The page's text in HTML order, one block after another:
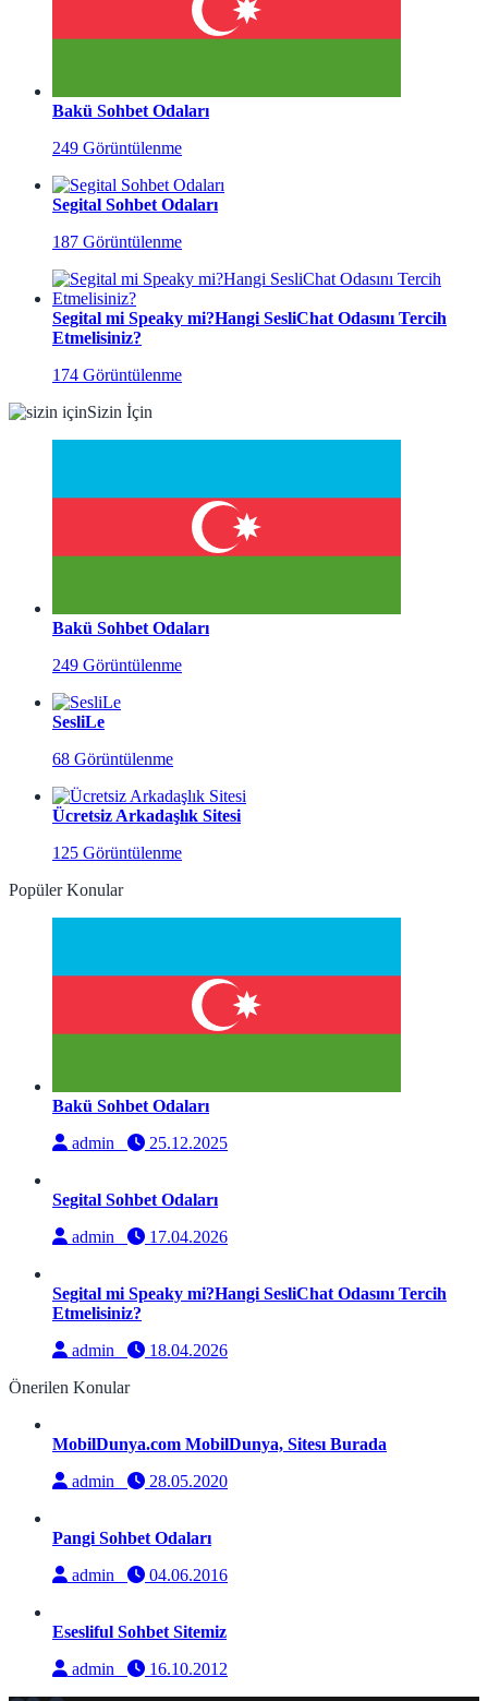
Bakü Sohbet Odaları
249 Görüntülenme
Segital Sohbet Odaları
187 Görüntülenme
Segital mi Speaky mi?Hangi SesliChat Odasını Tercih
Etmelisiniz?
174 Görüntülenme
Sizin İçin
Bakü Sohbet Odaları
249 Görüntülenme
SesliLe
68 Görüntülenme
Ücretsiz Arkadaşlık Sitesi
125 Görüntülenme
Popüler Konular
Bakü Sohbet Odaları
admin
25.12.2025
Segital Sohbet Odaları
admin
17.04.2026
Segital mi Speaky mi?Hangi SesliChat Odasını Tercih
Etmelisiniz?
admin
18.04.2026
Önerilen Konular
MobilDunya.com MobilDunya, Sitesı Burada
admin
28.05.2020
Pangi Sohbet Odaları
admin
04.06.2016
Esesliful Sohbet Sitemiz
admin
16.10.2012